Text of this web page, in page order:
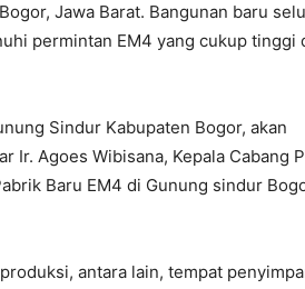
Jawa Barat. Bangunan baru
permintan EM4 yang cukup tinggi
Sindur Kabupaten Bogor, akan
Ir. Agoes Wibisana, Kepala Cabang
Baru EM4 di Gunung sindur
antara lain, tempat